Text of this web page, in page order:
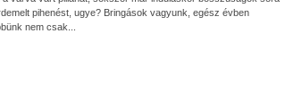
pihenést, ugye? Bringások vagyunk, egész évben
nem csak...